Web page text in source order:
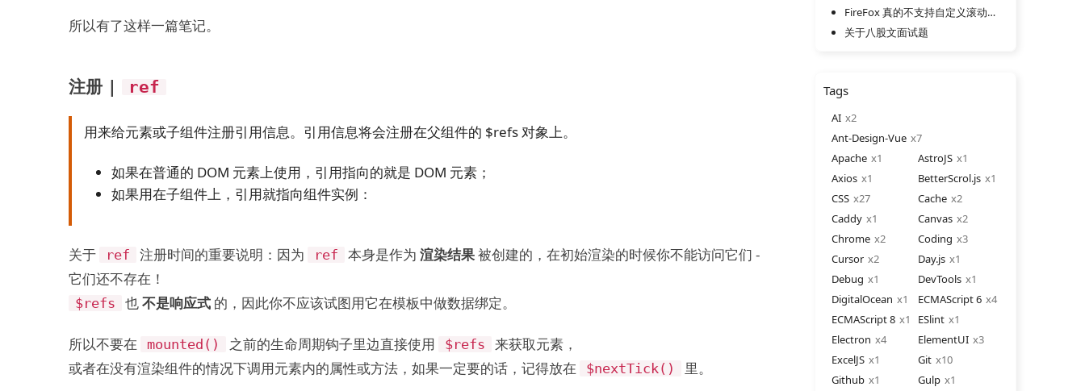
所以有了这样一篇笔记。
注册 | ref
用来给元素或子组件注册引用信息。引用信息将会注册在父组件的 $refs 对象上。
如果在普通的 DOM 元素上使用，引用指向的就是 DOM 元素；
如果用在子组件上，引用就指向组件实例：
关于 ref 注册时间的重要说明：因为 ref 本身是作为渲染结果被创建的，在初始渲染的时候你不能访问它们 -
它们还不存在！
$refs 也不是响应式 的，因此你不应该试图用它在模板中做数据绑定。
所以不要在 mounted() 之前的生命周期钩子里边直接使用 $refs
来获取元素，
或者在没有渲染组件的情况下调用元素内的属性或方法，如果一定要的话，记得放在
$nextTick() 里。
FireFox 真的不支持自定义滚动条样式吗？
关于八股文面试题
Tags
AI
2
Ant-Design-Vue
7
Apache
1 AstroJS
1
Axios
1 BetterScrol.js
1
CSS
27 Cache
2
Caddy
1 Canvas
2
Chrome
2 Coding
3
Cursor
2 Day.js
1
Debug
1 DevTools
1
DigitalOcean
1 ECMAScript 6
4
ECMAScript 8
1 ESlint
1
Electron
4 ElementUI
3
ExcelJS
1 Git
10
Github
1 Gulp
1